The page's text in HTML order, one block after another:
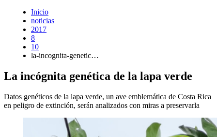
Inicio
noticias
2017
8
10
la-incognita-genetic…
La incógnita genética de la lapa verde
Datos genéticos de la lapa verde, un ave emblemática de Costa Rica
en peligro de extinción, serán analizados con miras a preservarla